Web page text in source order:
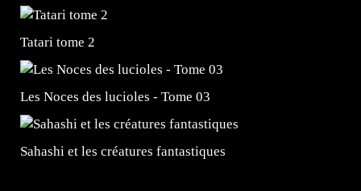
Tatari tome 2
Les Noces des lucioles - Tome 03
Sahashi et les créatures fantastiques